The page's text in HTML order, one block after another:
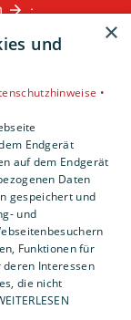
·
×
und
•
Endgerät
auf dem Endgerät
Daten
gespeichert und
und
Funktionen für
Interessen
die nicht